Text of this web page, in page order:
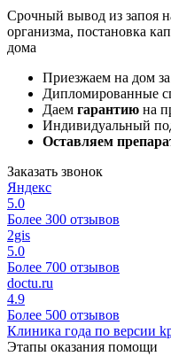
Срочный вывод из запоя
организма, постановка
дома
Приезжаем на дом за
Дипломированные
Даем гарантию на
Индивидуальный
Оставляем
Заказать звонок
Яндекс
5.0
Более 300 отзывов
2gis
5.0
Более 700 отзывов
doctu.ru
4.9
Более 500 отзывов
Клиника года по версии
Этапы оказания помощи